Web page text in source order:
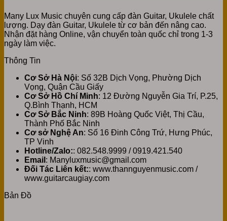
Many Lux Music chuyên cung cấp đàn Guitar, Ukulele chất
lượng. Dạy đàn Guitar, Ukulele từ cơ bản đến nâng cao.
Nhận đặt hàng Online, vận chuyển toàn quốc chỉ trong 1-3
ngày làm việc.
Thông Tin
Cơ Sở Hà Nội: Số 32B Dịch Vọng, Phường Dịch
Vọng, Quận Cầu Giấy
Cơ Sở Hồ Chí Minh: 12 Đường Nguyễn Gia Trí, P.25,
Q.Bình Thạnh, HCM
Cơ Sở Bắc Ninh: 89B Hoàng Quốc Việt, Thị Cầu,
Thành Phố Bắc Ninh
Cơ sở Nghệ An: Số 16 Đinh Công Trứ, Hưng Phúc,
TP Vinh
Hotline/Zalo:: 082.548.9999 / 0919.421.540
Email : Manyluxmusic@gmail.com
Đối Tác Liên kết:: www.thannguyenmusic.com /
www.guitarcaugiay.com
Bản Đồ